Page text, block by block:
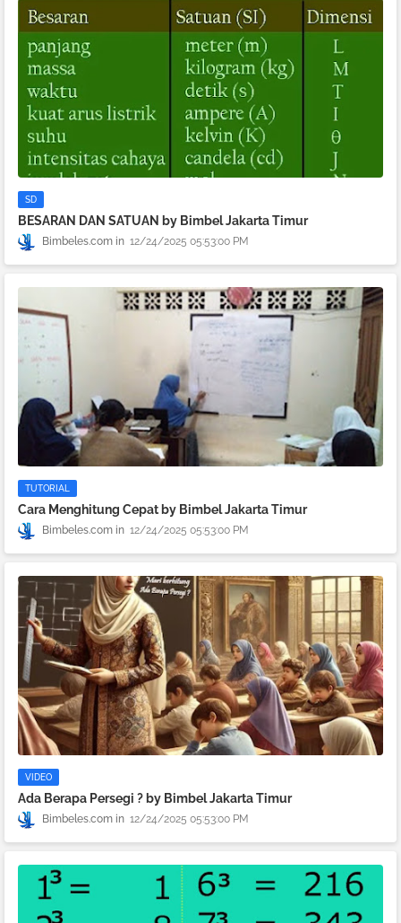
SD
BESARAN DAN SATUAN by Bimbel Jakarta Timur
Bimbeles.com 12/24/2025 05:53:00 PM
TUTORIAL
Cara Menghitung Cepat by Bimbel Jakarta Timur
Bimbeles.com 12/24/2025 05:53:00 PM
VIDEO
Ada Berapa Persegi ? by Bimbel Jakarta Timur
Bimbeles.com 12/24/2025 05:53:00 PM